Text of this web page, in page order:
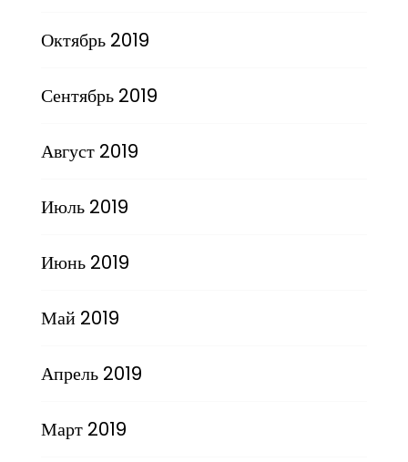
Октябрь 2019
Сентябрь 2019
Август 2019
Июль 2019
Июнь 2019
Май 2019
Апрель 2019
Март 2019